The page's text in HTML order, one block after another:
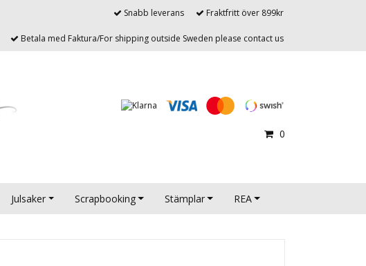
Snabb leverans Fraktfritt över 899kr
Betala med Faktura/For shipping outside Sweden please contact us
0
Julsaker Scrapbooking Stämplar REA